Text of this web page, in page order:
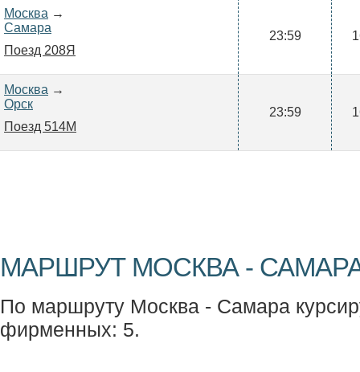
Москва →
Самара
Поезд 208Я
23:59
Москва →
Орск
Поезд 514М
23:59
МАРШРУТ МОСКВА -
По маршруту Москва - Самара
фирменных: 5.